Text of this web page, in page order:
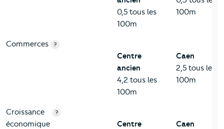
0,5 tous les
100m
100m
Commerces ?
Centre
ancien
4,2 tous les
100m
Caen
2,5 tous les
100m
Croissance
économique
?
Centre
Caen